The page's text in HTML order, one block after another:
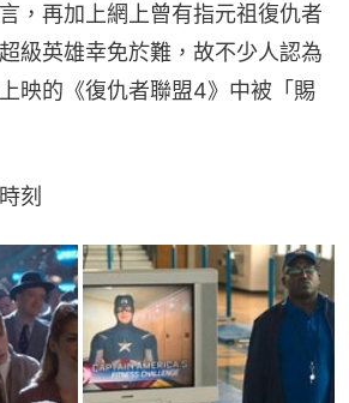
，再加上網上曾有指元祖復仇者
級英雄幸免於難，故不少人認為
映的《復仇者聯盟4》中被「賜
刻